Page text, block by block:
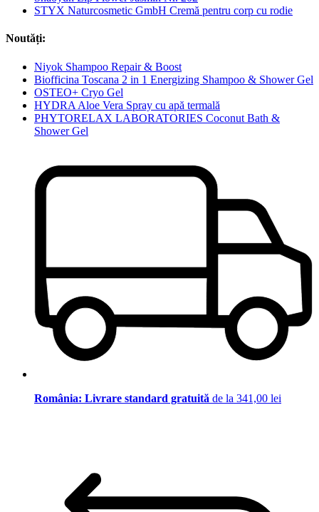
STYX Naturcosmetic GmbH Cremă pentru corp cu rodie
Noutăți:
Niyok Shampoo Repair & Boost
Biofficina Toscana 2 in 1 Energizing Shampoo & Shower Gel
OSTEO+ Cryo Gel
HYDRA Aloe Vera Spray cu apă termală
PHYTORELAX LABORATORIES Coconut Bath &
Shower Gel
România: Livrare standard gratuită de la 341,00 lei